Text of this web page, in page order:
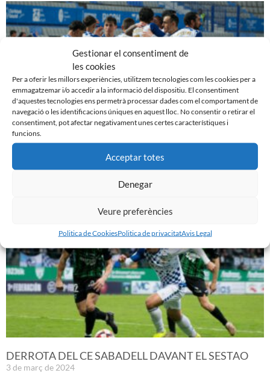
Gestionar el consentiment de
les cookies
Per a oferir les millors experiències, utilitzem tecnologies com les cookies per a
emmagatzemar i/o accedir a la informació del dispositiu. El consentiment
d'aquestes tecnologies ens permetrà processar dades com el comportament de
navegació o les identificacions úniques en aquest lloc. No consentir o retirar el
consentiment, pot afectar negativament unes certes característiques i
funcions.
Acceptar totes
Denegar
Veure preferències
Politica de CookiesPolitica de privacitatAvis Legal
PRÈVIA | CE SABADELL – CULTURAL LEONESA
DERROTA DEL CE SABADELL DAVANT EL SESTAO
3 de març de 2024